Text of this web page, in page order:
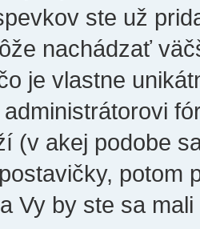
ste už
nachádzať
je vlastne
(v akej podobe
potom
Vy by ste sa